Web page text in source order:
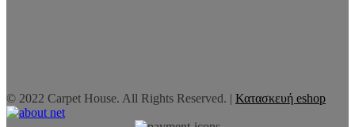
© 2022 Carpet House. All Rights Reserved. | Κατασκευή eshop